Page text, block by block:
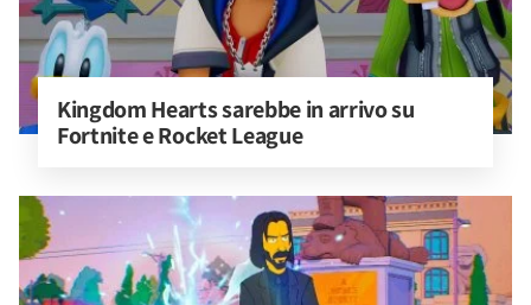
Kingdom Hearts sarebbe in arrivo su
Fortnite e Rocket League